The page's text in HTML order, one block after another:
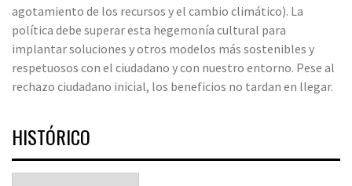
agotamiento de los recursos y el cambio climático). La
política debe superar esta hegemonía cultural para
implantar soluciones y otros modelos más sostenibles y
respetuosos con el ciudadano y con nuestro entorno. Pese al
rechazo ciudadano inicial, los beneficios no tardan en llegar.
HISTÓRICO